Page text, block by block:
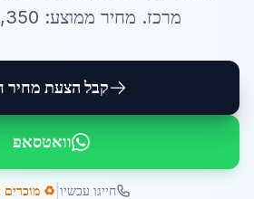
מרכז. מחיר ממוצע:
קבל הצעת מחיר
וואטסאפ
חייגו עכשיו ♻️ מוכרים